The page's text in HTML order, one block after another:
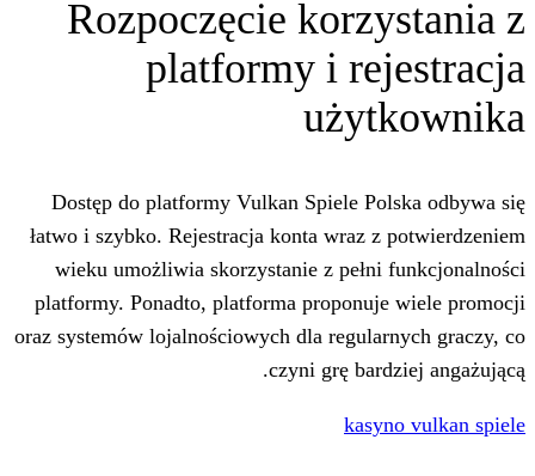
Rozpoczęcie
platformy i
Dostęp do platformy Vulkan Spiele
łatwo i szybko. Rejestracja konta wraz
wieku umożliwia skorzystanie z
platformy. Ponadto, platforma
oraz systemów lojalnościowych dla
czyni grę